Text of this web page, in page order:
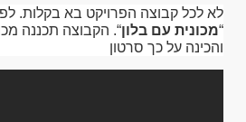
לא לכל קבוצה הפרויקט בא בקלות.
“מכונית עם בלון“. הקבוצה תכננה
והכינה על כך סרטון